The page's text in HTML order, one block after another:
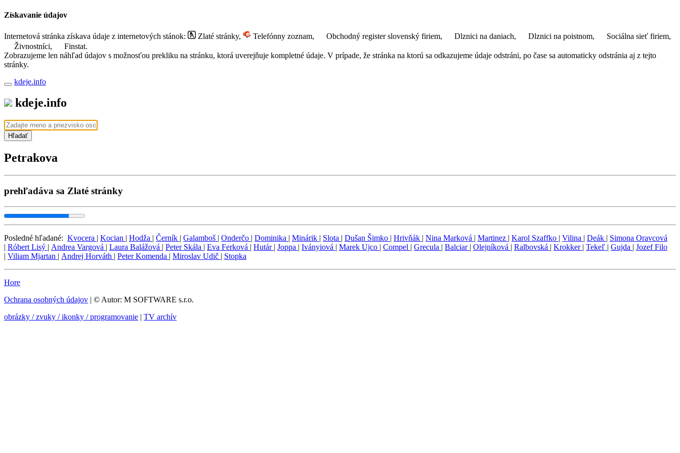
Získavanie údajov
Internetová stránka získava údaje z internetových stánok: Zlaté stránky, Telefónny zoznam, Obchodný register slovenský firiem, Dlznici na daniach, Dlznici na poistnom,
Sociálna sieť firiem,
Živnostníci,
Finstat.
Zobrazujeme len náhľad údajov s možnosťou prekliku na stránku, ktorá uverejňuje kompletné údaje. V prípade, že stránka na ktorú sa odkazujeme údaje odstráni, po čase sa automaticky odstránia aj z tejto
stránky.
kdeje.info
kdeje.info
Hľadať
Petrakova
prehľadáva sa Zlaté stránky
Posledné hľadané: Kvocera | Kocian | Hodža | Černík | Galamboš | Onderčo | Dominika | Minárik | Slota | Dušan Šimko | Hrivňák | Nina Marková | Martinez | Karol Szaffko | Vilina | Deák | Simona Oravcová
| Róbert Lisý | Andrea Vargová | Laura Balážová | Peter Skála | Eva Ferková | Hutár | Joppa | Iványiová | Marek Ujco | Compel | Grecula | Balciar | Olejníková | Ralbovská | Krokker | Tekeľ | Gujda | Jozef Filo
| Viliam Mjartan | Andrej Horváth | Peter Komenda | Miroslav Udič | Stopka
Hore
Ochrana osobných údajov | © Autor: M SOFTWARE s.r.o.
obrázky / zvuky / ikonky / programovanie | TV archív